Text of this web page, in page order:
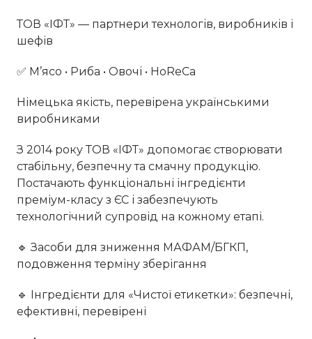
ТОВ «ІФТ» — партнери технологів, виробників і
шефів
✅ М’ясо • Риба • Овочі • HoReCa
Німецька якість, перевірена українськими
виробниками
З 2014 року ТОВ «ІФТ» допомогає створювати
стабільну, безпечну та смачну продукцію.
Постачають функціональні інгредієнти
преміум-класу з ЄС і забезпечують
технологічний супровід на кожному етапі.
🔹 Засоби для зниження МАФАМ/БГКП,
подовження терміну зберігання
🔹 Інгредієнти для «Чистої етикетки»: безпечні,
ефективні, перевірені